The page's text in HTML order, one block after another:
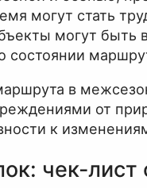
могут стать
могут быть
состоянии
в
от
к
чек-